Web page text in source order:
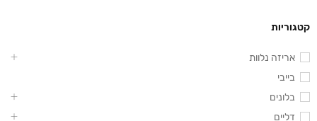
קטגוריות
אריזה נלוות
בייבי
בלונים
דליים